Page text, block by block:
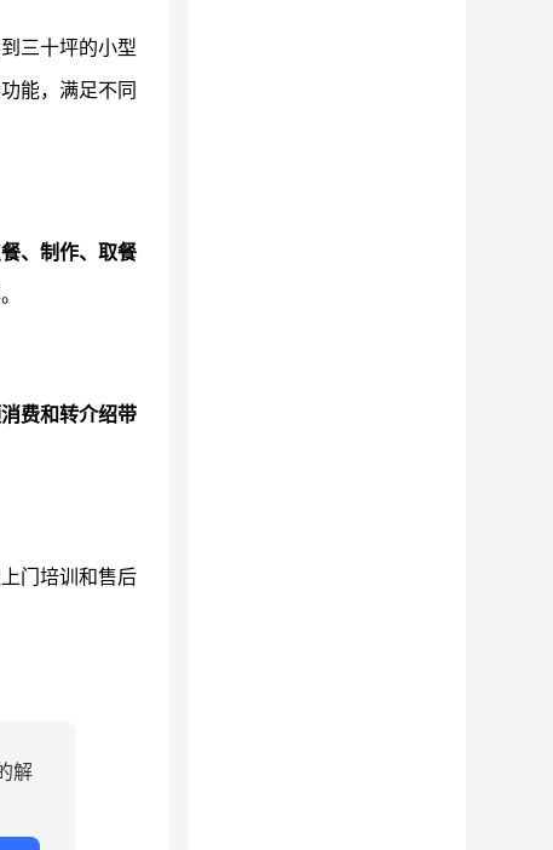
三十坪的小型
能，满足不同
、制作、取餐
费和转介绍带
门培训和售后
解